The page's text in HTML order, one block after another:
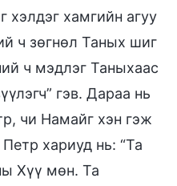
хэлдэг хамгийн агуу
ч зөгнөл Таных шиг
ч мэдлэг Таныхаас
гэв. Дараа нь
чи Намайг хэн гэж
хариуд нь: “Та
Хүү мөн. Та